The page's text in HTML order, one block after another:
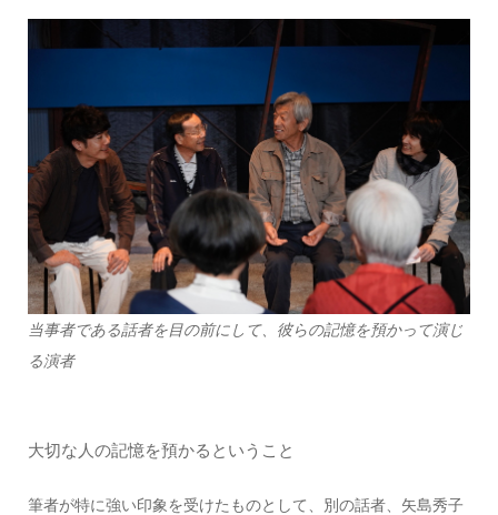
当事者である話者を目の前にして、彼らの記憶を預かって演じ
る演者
大切な人の記憶を預かるということ
筆者が特に強い印象を受けたものとして、別の話者、矢島秀子